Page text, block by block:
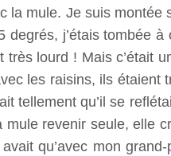
mule. Je suis montée
j’étais tombée à
lourd ! Mais c’était
les raisins, ils étaient
tellement qu’il se
revenir seule, elle
qu’avec mon grand-